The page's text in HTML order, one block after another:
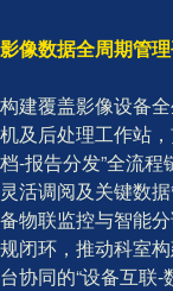
影像数据全周期管
构建覆盖影像设备
机及后处理工作站
档-报告分发”全流
灵活调阅及关键数
备物联监控与智能
规闭环，推动科室
台协同的“设备互联